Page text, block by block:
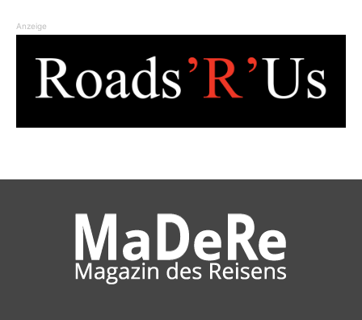
Anzeige